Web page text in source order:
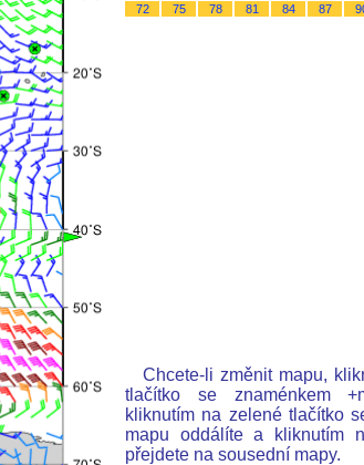
72
75 78 81 84 87
Chcete-li změnit mapu,
tlačítko se znaménkem
kliknutím na zelené tlačítko
mapu oddálíte a kliknutím
přejdete na sousední mapy.